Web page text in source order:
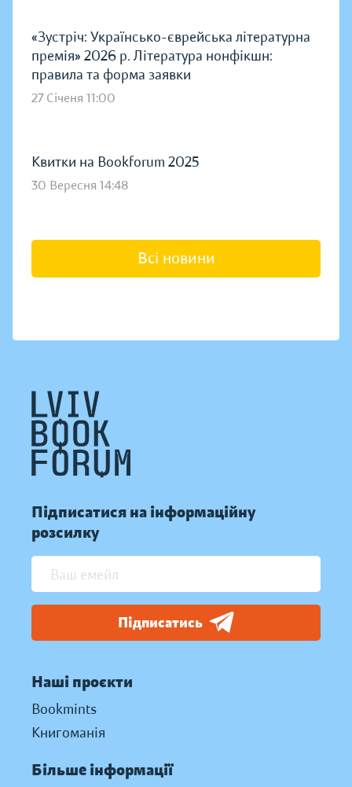
«Зустріч: Українсько-єврейська літературна
премія» 2026 р. Література нонфікшн:
правила та форма заявки
27 Січеня 11:00
Квитки на Bookforum 2025
30 Вересня 14:48
Всі новини
Підписатися на інформаційну
розсилку
Підписатись
Наші проєкти
Bookmints
Книгоманія
Більше інформації